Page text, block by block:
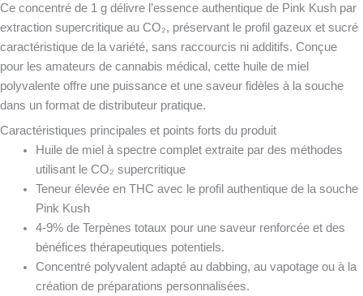
Ce concentré de 1 g délivre l’essence authentique de Pink Kush par
extraction supercritique au CO₂, préservant le profil gazeux et sucré
caractéristique de la variété, sans raccourcis ni additifs. Conçue
pour les amateurs de cannabis médical, cette huile de miel
polyvalente offre une puissance et une saveur fidèles à la souche
dans un format de distributeur pratique.
Caractéristiques principales et points forts du produit
Huile de miel à spectre complet extraite par des méthodes
utilisant le CO₂ supercritique
Teneur élevée en THC avec le profil authentique de la souche
Pink Kush
4-9% de Terpènes totaux pour une saveur renforcée et des
bénéfices thérapeutiques potentiels.
Concentré polyvalent adapté au dabbing, au vapotage ou à la
création de préparations personnalisées.